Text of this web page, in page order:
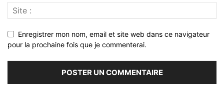
Enregistrer mon nom, email et site web dans ce navigateur
pour la prochaine fois que je commenterai.